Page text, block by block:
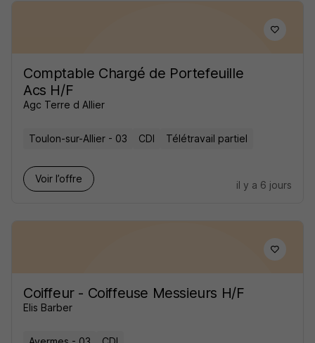
Comptable Chargé de Portefeuille
Acs H/F
Agc Terre d Allier
Toulon-sur-Allier - 03 CDI Télétravail partiel
Voir l’offre
il y a 6 jours
Coiffeur - Coiffeuse Messieurs H/F
Elis Barber